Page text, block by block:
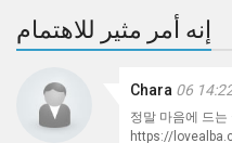
إنه أمر مثير للاهتمام
Chara
정말 마음에 드
https://